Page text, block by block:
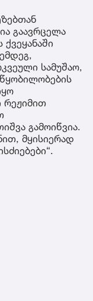
გაავრცელა
სამუშაო,
რეჟიმით
გამოიწვია.
მყისიერად